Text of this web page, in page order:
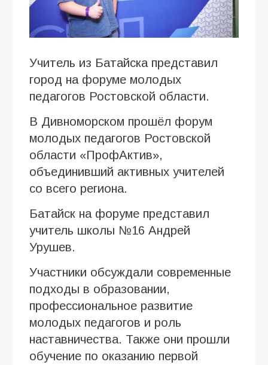
Учитель из Батайска представил
город на форуме молодых
педагогов Ростовской области.
В Дивноморском прошёл форум
молодых педагогов Ростовской
области «ПрофАктив»,
объединивший активных учителей
со всего региона.
Батайск на форуме представил
учитель школы №16 Андрей
Урушев.
Участники обсуждали современные
подходы в образовании,
профессиональное развитие
молодых педагогов и роль
наставничества. Также они прошли
обучение по оказанию первой